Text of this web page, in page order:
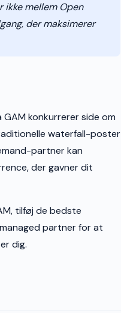
mellem Open
der maksimerer
konkurrerer side om
waterfall-poster
partner kan
der gavner dit
tilføj de bedste
partner for at
dig.